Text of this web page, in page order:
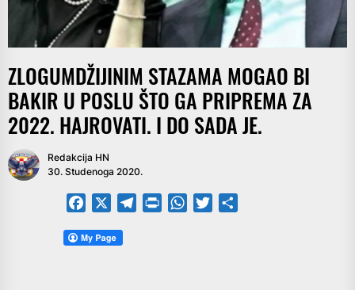
ZLOGUMDŽIJINIM STAZAMA MOGAO BI
BAKIR U POSLU ŠTO GA PRIPREMA ZA
2022. HAJROVATI. I DO SADA JE.
Redakcija HN
30. Studenoga 2020.
Facebook TelegramPrintFriendly
WhatsApp
Twitter